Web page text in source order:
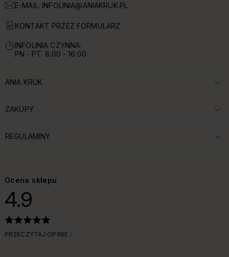
E-MAIL: INFOLINIA@ANIAKRUK.PL
KONTAKT PRZEZ FORMULARZ
INFOLINIA CZYNNA:
PN.- PT. 8:00 - 16:00
ROZWIŃ SEKCJĘ:
ANIA KRUK
ROZWIŃ SEKCJĘ:
ZAKUPY
ROZWIŃ SEKCJĘ:
REGULAMINY
Ocena sklepu
4.9
PRZECZYTAJ OPINIE